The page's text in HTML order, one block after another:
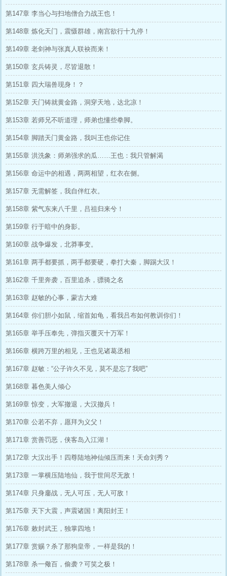
第147章 李当心与扫地僧合力战王也！
第148章 炼化天门，震慑群雄，南宫欲行十九停！
第149章 老剑神与张真人联袂而来！
第150章 玄兵铸灵，尽皆退散！
第151章 四大瑞兽现身！？
第152章 天门铸就黄金路，洞穿天地，达北凉！
第153章 若师兄不听道理，师弟也懂些拳脚。
第154章 脚踏天门黄金路，我叫王也你记住
第155章 洪洗象：师弟强求的瓜……王也：我只管解渴
第156章 命运中的相遇，两两相望，红衣在侧。
第157章 无需解签，我自伴红衣。
第158章 紫气东来八千里，吕祖归来兮！
第159章 行于暗中的身影。
第160章 战争爆发，北莽事变。
第161章 两手都要抓，两手都要硬，拳打大秦，脚踢大汉！
第162章 千里奔袭，百里追杀，骠骑之名
第163章 赵敏的心事，蒙古大难
第164章 你们胆小如鼠，缩首如龟，看我吕布如何教训你们！
第165章 举手压奉先，弹指灭覆灭十万军！
第166章 横跨万里的相见，王也见诸葛丞相
第167章 赵敏：“公子许久不见，莫不是忘了我吧”
第168章 暮色美人倾心
第169章 惊变，大军撤退，大汉撤兵！
第170章 公若不弃，愿拜为义父！
第171章 赏善罚恶，侠客岛入江湖！
第172章 大汉出手！四尊陆地神仙倾压而来！天命刘秀？
第173章 一掌横压陆地仙，我于世间尽无敌！
第174章 只身鏖战，无人可压，无人可敌！
第175章 天下大震，声震诸国！离阳封王！
第176章 敕封武王，独掌四地！
第177章 赏赐？杀了那狗皇帝，一样是我的！
第178章 杀一儆百，偷袭？可笑之极！